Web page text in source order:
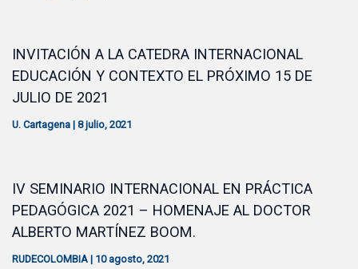
INVITACIÓN A LA CATEDRA INTERNACIONAL
EDUCACIÓN Y CONTEXTO EL PRÓXIMO 15 DE
JULIO DE 2021
U. Cartagena | 8 julio, 2021
IV SEMINARIO INTERNACIONAL EN PRÁCTICA
PEDAGÓGICA 2021 – HOMENAJE AL DOCTOR
ALBERTO MARTÍNEZ BOOM.
RUDECOLOMBIA | 10 agosto, 2021